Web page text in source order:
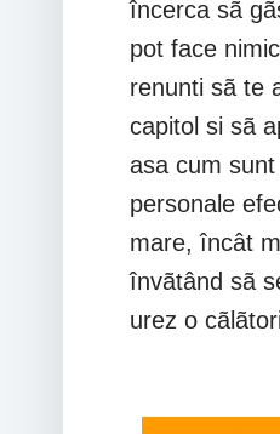
încerca sã
pot face
renunti sã te
capitol si sã
asa cum
personale
mare, încât
învãtând sã
urez o